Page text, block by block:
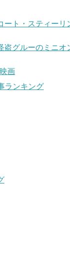
ート・スティー
盗グルーのミニオ
画
ランキング